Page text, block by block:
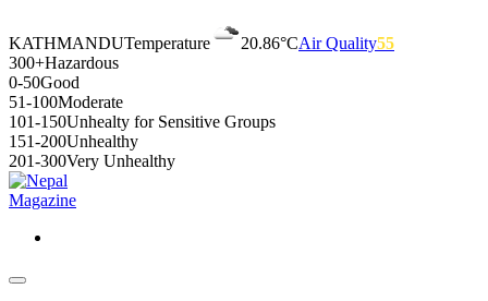
KATHMANDUTemperature 20.86°CAir Quality55
300+Hazardous
0-50Good
51-100Moderate
101-150Unhealty for Sensitive Groups
151-200Unhealthy
201-300Very Unhealthy